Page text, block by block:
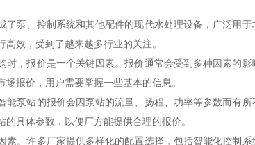
了泵、控制系统和其他配件的现代水处理设备，广泛用
效，受到了越来越多行业的关注。
时，报价是一个关键因素。报价通常会受到多种因素的
报价，用户需要掌握一些基本的信息。
能泵站的报价会因泵站的流量、扬程、功率等参数而有
具体参数，以便厂方能提供合理的报价。
素。许多厂家提供多样化的配置选择，包括智能化控制